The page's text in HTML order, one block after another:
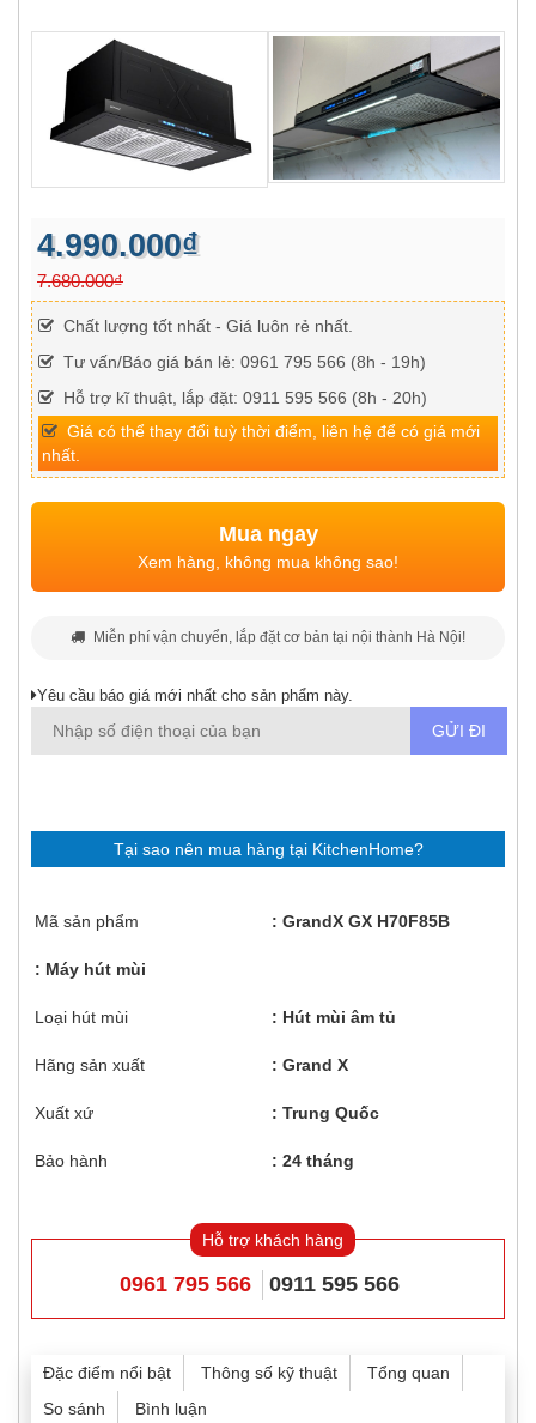
4.990.000₫
7.680.000₫
Chất lượng tốt nhất - Giá luôn rẻ nhất.
Tư vấn/Báo giá bán lẻ: 0961 795 566 (8h - 19h)
Hỗ trợ kĩ thuật, lắp đặt: 0911 595 566 (8h - 20h)
Giá có thể thay đổi tuỳ thời điểm, liên hệ để có giá mới
nhất.
Mua ngay
Xem hàng, không mua không sao!
Miễn phí vận chuyển, lắp đặt cơ bản tại nội thành Hà Nội!
Yêu cầu báo giá mới nhất cho sản phẩm này.
Tại sao nên mua hàng tại KitchenHome?
Mã sản phẩm GrandX GX H70F85B
Máy hút mùi
Loại hút mùi Hút mùi âm tủ
Hãng sản xuất Grand X
Xuất xứ Trung Quốc
Bảo hành 24 tháng
Hỗ trợ khách hàng
0961 795 566 0911 595 566
Đặc điểm nổi bật Thông số kỹ thuật
Tổng quan
So sánh
Bình luận